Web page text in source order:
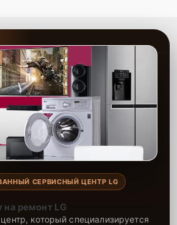
СЕРВИСНЫЙ ЦЕНТР LG
на ремонт LG
который специализируется